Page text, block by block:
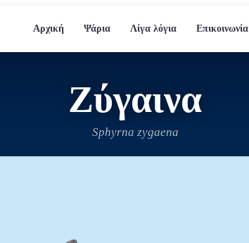
Αρχική Ψάρια Λίγα λόγια Επικοινωνία
Ζύγαινα
Sphyrna zygaena